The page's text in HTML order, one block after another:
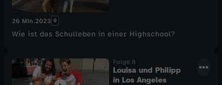
26 Min.2023 0
Wie ist das Schulleben in einer Highschool?
Folge 8
Louisa und Philipp
in Los Angeles